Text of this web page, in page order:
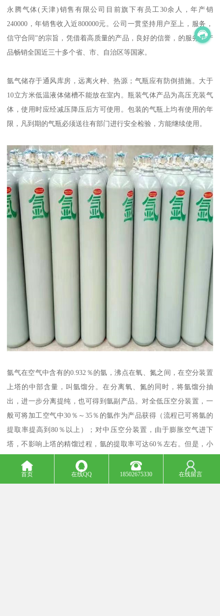
永腾气体(天津)销售有限公司目前旗下有员工30余人，年产销
240000，年销售收入近800000元。公司一贯坚持用户至上，服务，
信守合同”的宗旨，凭借着高质量的产品，良好的信誉，的服务，产
品畅销全国近三十多个省、市、自治区等国家。
氩气储存于通风库房，远离火种、热源；气瓶应有防倒措施。大于
10立方米低温液体储槽不能放在室内。瓶装气体产品为高压充装气
体，使用时应经减压降压后方可使用。包装的气瓶上均有使用的年
限，凡到期的气瓶必须送往有部门进行安全检验，方能继续使用。
氩气在空气中含有的0.932％的氩，沸点在氧、氮之间，在空分装置
上塔的中部含量，叫氩馏分。在分离氧、氮的同时，将氩馏分抽
出，进一步分离提纯，也可得到氩副产品。对全低压空分装置，一
般可将加工空气中30％～35％的氩作为产品获得（流程已可将氩的
提取率提高到80％以上）；对中压空分装置，由于膨胀空气进下
塔，不影响上塔的精馏过程，氩的提取率可达60％左右。但是，小
配置提氩装置，要视具体情况确定。
首页 在线QQ 18502675330 在线留言